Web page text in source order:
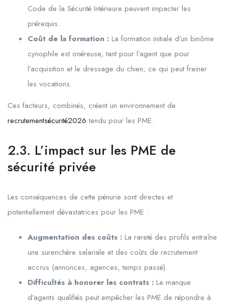
Code de la Sécurité Intérieure peuvent impacter les
prérequis.
Coût de la formation : La formation initiale d’un binôme
cynophile est onéreuse, tant pour l’agent que pour
l’acquisition et le dressage du chien, ce qui peut freiner
les vocations.
Ces facteurs, combinés, créent un environnement de
recrutementsécurité2026 tendu pour les PME.
2.3. L’impact sur les PME de
sécurité privée
Les conséquences de cette pénurie sont directes et
potentiellement dévastatrices pour les PME :
Augmentation des coûts : La rareté des profils entraîne
une surenchère salariale et des coûts de recrutement
accrus (annonces, agences, temps passé).
Difficultés à honorer les contrats : Le manque
d’agents qualifiés peut empêcher les PME de répondre à